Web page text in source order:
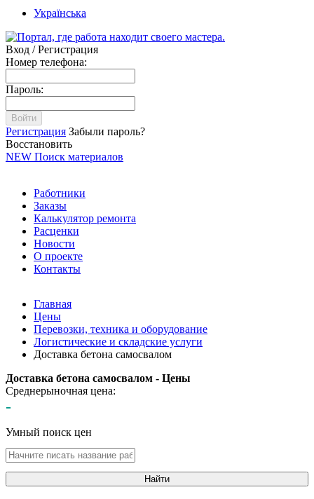
Українська
Вход / Регистрация
Номер телефона:
Пароль:
Войти
Регистрация Забыли пароль?
Восстановить
NEW Поиск материалов
Работники
Заказы
Калькулятор ремонта
Расценки
Новости
О проекте
Контакты
Главная
Цены
Перевозки, техника и оборудование
Логистические и складские услуги
Доставка бетона самосвалом
Доставка бетона самосвалом - Цены
Среднерыночная цена:
-
Умный поиск цен
Найти